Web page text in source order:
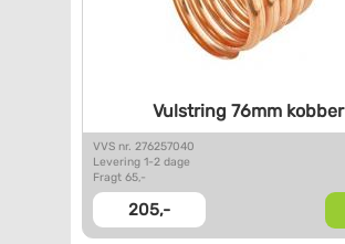
Vulstring 76mm kobber
VVS nr. 276257040
Levering 1-2 dage
Fragt 65,-
205,-